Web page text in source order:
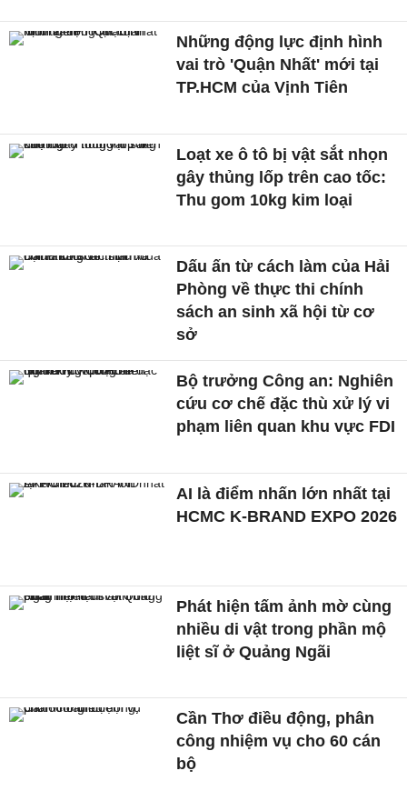
Những động lực định hình
vai trò 'Quận Nhất' mới tại
TP.HCM của Vịnh Tiên
Loạt xe ô tô bị vật sắt nhọn
gây thủng lốp trên cao tốc:
Thu gom 10kg kim loại
Dấu ấn từ cách làm của Hải
Phòng về thực thi chính
sách an sinh xã hội từ cơ
sở
Bộ trưởng Công an: Nghiên
cứu cơ chế đặc thù xử lý vi
phạm liên quan khu vực FDI
AI là điểm nhấn lớn nhất tại
HCMC K-BRAND EXPO 2026
Phát hiện tấm ảnh mờ cùng
nhiều di vật trong phần mộ
liệt sĩ ở Quảng Ngãi
Cần Thơ điều động, phân
công nhiệm vụ cho 60 cán
bộ